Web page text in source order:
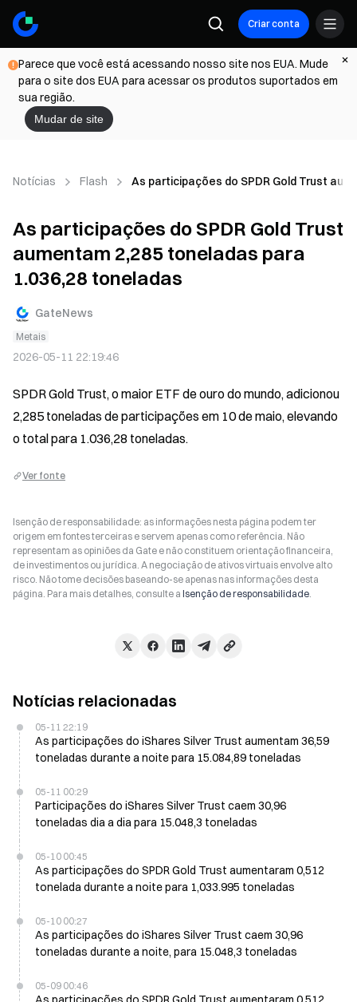
Criar conta
Parece que você está acessando nosso site nos EUA. Mude
para o site dos EUA para acessar os produtos suportados em
sua região.
Mudar de site
Notícias Flash As participações do SPDR Gold Trust
As participações do SPDR Gold Trust
aumentam 2,285 toneladas para
1.036,28 toneladas
GateNews
Metais
2026-05-11 22:19:46
SPDR Gold Trust, o maior ETF de ouro do mundo, adicionou
2,285 toneladas de participações em 10 de maio, elevando
o total para 1.036,28 toneladas.
Ver fonte
Isenção de responsabilidade: as informações nesta página podem ter
origem em fontes terceiras e servem apenas como referência. Não
representam as opiniões da Gate e não constituem orientação financeira,
de investimentos ou jurídica. A negociação de ativos virtuais envolve alto
risco. Não tome decisões baseando-se apenas nas informações desta
página. Para mais detalhes, consulte a Isenção de responsabilidade.
Notícias relacionadas
05-11 22:19
As participações do iShares Silver Trust aumentam 36,59
toneladas durante a noite para 15.084,89 toneladas
05-11 00:29
Participações do iShares Silver Trust caem 30,96
toneladas dia a dia para 15.048,3 toneladas
05-10 00:45
As participações do SPDR Gold Trust aumentaram 0,512
tonelada durante a noite para 1,033.995 toneladas
05-10 00:27
As participações do iShares Silver Trust caem 30,96
toneladas durante a noite, para 15.048,3 toneladas
05-09 00:46